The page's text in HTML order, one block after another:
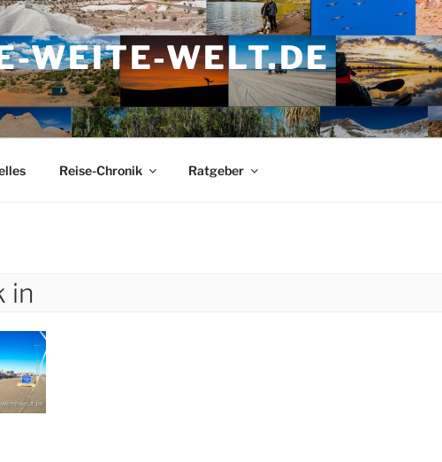
WEITE-WELT.DE
Reise-Chronik Ratgeber
in